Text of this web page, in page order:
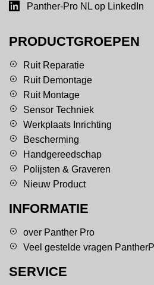
Panther-Pro NL op LinkedIn
PRODUCTGROEPEN
Ruit Reparatie
Ruit Demontage
Ruit Montage
Sensor Techniek
Werkplaats Inrichting
Bescherming
Handgereedschap
Polijsten & Graveren
Nieuw Product
INFORMATIE
over Panther Pro
Veel gestelde vragen
SERVICE